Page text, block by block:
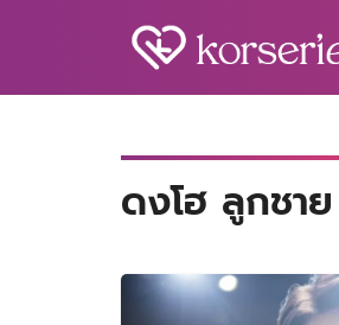
ดงโฮ ลูกชาย